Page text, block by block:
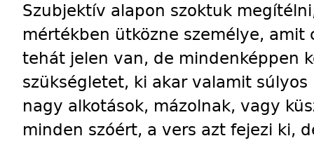
Szubjektív alapon szoktuk
mértékben ütközne személye,
tehát jelen van, de mindenképpen
szükségletet, ki akar valamit
nagy alkotások, mázolnak, vagy
minden szóért, a vers azt fejezi ki,